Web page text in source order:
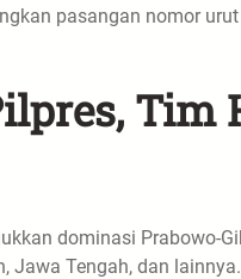
pasangan nomor
dominasi Prabowo-
Jawa Tengah, dan lainnya.